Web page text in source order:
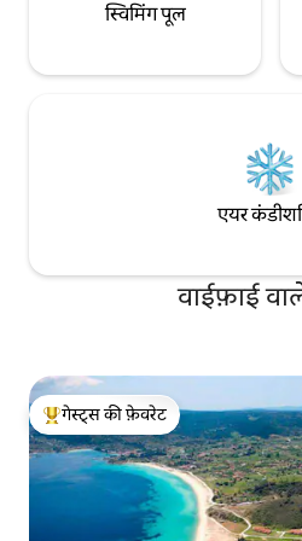
स्विमिंग पूल
एयर
वाईफ़ाई
गेस्ट्स का टॉप फ़ेवरेट
गेस्ट्स की फ़ेवरेट